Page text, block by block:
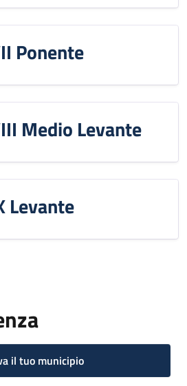
Ponente
Medio Levante
Levante
il tuo municipio